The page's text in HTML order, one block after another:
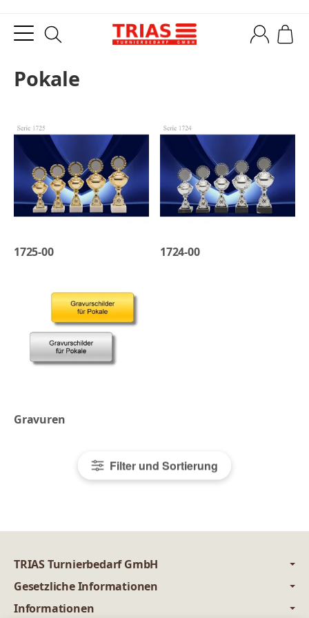
Pokale
1725-00 1724-00
Gravuren
Filter und Sortierung
TRIAS Turnierbedarf GmbH
Gesetzliche Informationen
Informationen